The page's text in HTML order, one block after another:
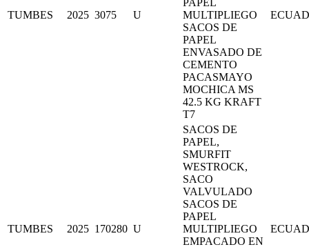
TUMBES 2025 3075 U
MULTIPLIEGO
SACOS DE
PAPEL
ENVASADO DE
CEMENTO
PACASMAYO
MOCHICA MS
42.5 KG KRAFT
T7
TUMBES 2025 170280 U
SACOS DE
PAPEL,
SMURFIT
WESTROCK,
SACO
VALVULADO
SACOS DE
PAPEL
MULTIPLIEGO
EMPACADO EN